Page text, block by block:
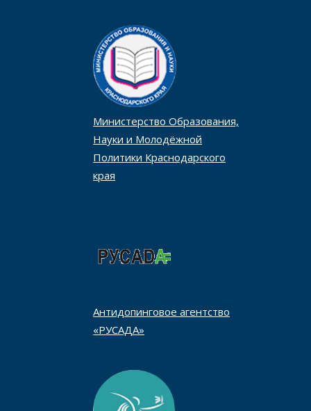
Министерство Образования,
Науки и Молодёжной
Политики Краснодарского
края
Антидопинговое агентство
«РУСАДА»